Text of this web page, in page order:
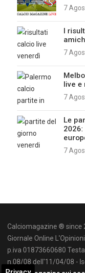
7
I
7
live e
7
Le
7
Calciomagazine ® since
Giornale Online
p.iva 01873660680
n.08/08 dell'11/04/08 -